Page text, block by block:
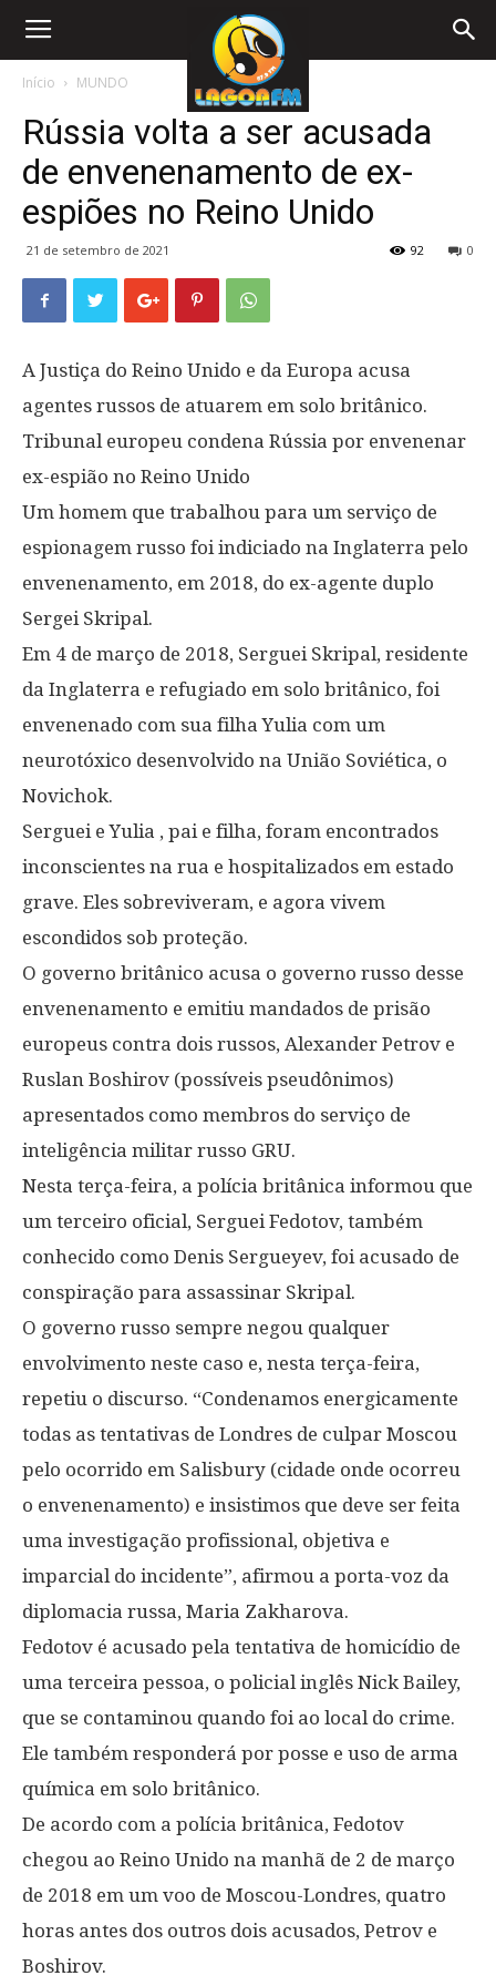
Início MUNDO
Rússia volta a ser acusada
de envenenamento de ex-
espiões no Reino Unido
21 de setembro de 2021 0
92
A Justiça do Reino Unido e da Europa acusa
agentes russos de atuarem em solo britânico.
Tribunal europeu condena Rússia por envenenar
ex-espião no Reino Unido
Um homem que trabalhou para um serviço de
espionagem russo foi indiciado na Inglaterra pelo
envenenamento, em 2018, do ex-agente duplo
Sergei Skripal.
Em 4 de março de 2018, Serguei Skripal, residente
da Inglaterra e refugiado em solo britânico, foi
envenenado com sua filha Yulia com um
neurotóxico desenvolvido na União Soviética, o
Novichok.
Serguei e Yulia , pai e filha, foram encontrados
inconscientes na rua e hospitalizados em estado
grave. Eles sobreviveram, e agora vivem
escondidos sob proteção.
O governo britânico acusa o governo russo desse
envenenamento e emitiu mandados de prisão
europeus contra dois russos, Alexander Petrov e
Ruslan Boshirov (possíveis pseudônimos)
apresentados como membros do serviço de
inteligência militar russo GRU.
Nesta terça-feira, a polícia britânica informou que
um terceiro oficial, Serguei Fedotov, também
conhecido como Denis Sergueyev, foi acusado de
conspiração para assassinar Skripal.
O governo russo sempre negou qualquer
envolvimento neste caso e, nesta terça-feira,
repetiu o discurso. “Condenamos energicamente
todas as tentativas de Londres de culpar Moscou
pelo ocorrido em Salisbury (cidade onde ocorreu
o envenenamento) e insistimos que deve ser feita
uma investigação profissional, objetiva e
imparcial do incidente”, afirmou a porta-voz da
diplomacia russa, Maria Zakharova.
Fedotov é acusado pela tentativa de homicídio de
uma terceira pessoa, o policial inglês Nick Bailey,
que se contaminou quando foi ao local do crime.
Ele também responderá por posse e uso de arma
química em solo britânico.
De acordo com a polícia britânica, Fedotov
chegou ao Reino Unido na manhã de 2 de março
de 2018 em um voo de Moscou-Londres, quatro
horas antes dos outros dois acusados, Petrov e
Boshirov.